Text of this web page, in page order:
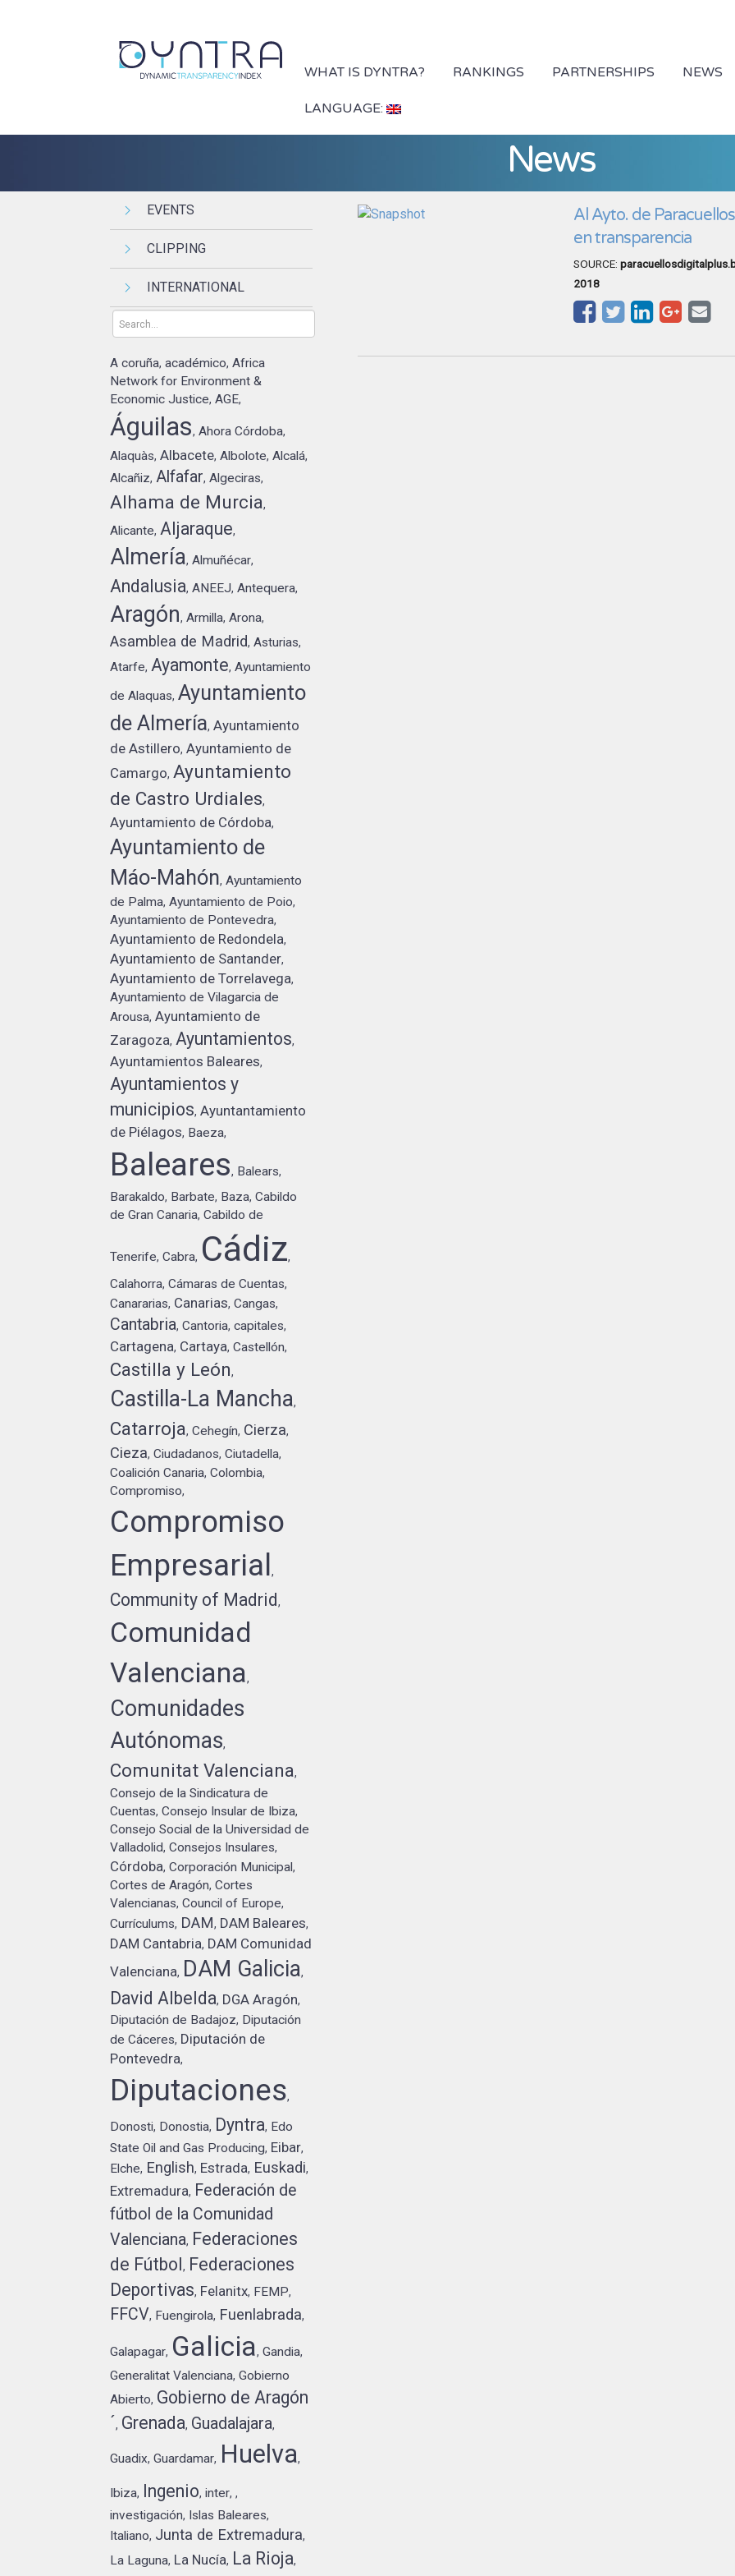
WHAT IS DYNTRA? RANKINGS PARTNERSHIPS NEWS
LANGUAGE:
News
EVENTS
CLIPPING
INTERNATIONAL
A coruña,académico,Africa
Network for Environment &
Economic Justice,AGE,
Águilas,Ahora Córdoba,
Alaquàs,Albacete,Albolote,Alcalá,
Alcañiz, Alfafar,Algeciras,
Alhama de Murcia,
Alicante, Aljaraque,
Almería,Almuñécar,
Andalusia,ANEEJ,Antequera,
Aragón,Armilla,Arona,
Asamblea de Madrid,Asturias,
Atarfe, Ayamonte,Ayuntamiento
de Alaquas,Ayuntamiento
de Almería,Ayuntamiento
de Astillero,Ayuntamiento de
Camargo, Ayuntamiento
de Castro Urdiales,
Ayuntamiento de Córdoba,
Ayuntamiento de
Máo-Mahón,Ayuntamiento
de Palma,Ayuntamiento de Poio,
Ayuntamiento de Pontevedra,
Ayuntamiento de Redondela,
Ayuntamiento de Santander,
Ayuntamiento de Torrelavega,
Ayuntamiento de Vilagarcia de
Arousa,Ayuntamiento de
Zaragoza, Ayuntamientos,
Ayuntamientos Baleares,
Ayuntamientos y
municipios,Ayuntantamiento
de Piélagos, Baeza,
Baleares, Balears,
Barakaldo, Barbate, Baza,Cabildo
de Gran Canaria,Cabildo de
Tenerife,Cabra, Cádiz,
Calahorra,Cámaras de Cuentas,
Canararias, Canarias,Cangas,
Cantabria,Cantoria,capitales,
Cartagena, Cartaya,Castellón,
Castilla y León,
Castilla-La Mancha,
Catarroja,Cehegín, Cierza,
Cieza,Ciudadanos,Ciutadella,
Coalición Canaria,Colombia,
Compromiso,
Compromiso
Empresarial,
Community of Madrid,
Comunidad
Valenciana,
Comunidades
Autónomas,
Comunitat Valenciana,
Consejo de la Sindicatura de
Cuentas,Consejo Insular de Ibiza,
Consejo Social de la Universidad de
Valladolid,Consejos Insulares,
Córdoba,Corporación Municipal,
Cortes de Aragón,Cortes
Valencianas,Council of Europe,
Currículums, DAM, DAM Baleares,
DAM Cantabria, DAM Comunidad
Valenciana, DAM Galicia,
David Albelda, DGA Aragón,
Diputación de Badajoz, Diputación
de Cáceres, Diputación de
Pontevedra,
Diputaciones,
Donosti, Donostia, Dyntra, Edo
State Oil and Gas Producing, Eibar,
Elche, English, Estrada, Euskadi,
Extremadura, Federación de
fútbol de la Comunidad
Valenciana, Federaciones
de Fútbol, Federaciones
Deportivas, Felanitx, FEMP,
FFCV, Fuengirola, Fuenlabrada,
Galapagar, Galicia,Gandia,
Generalitat Valenciana,Gobierno
Abierto, Gobierno de Aragón
´, Grenada, Guadalajara,
Guadix,Guardamar, Huelva,
Ibiza, Ingenio,inter,,
investigación, Islas Baleares,
Italiano, Junta de Extremadura,
La Laguna, La Nucía, La Rioja,
Al Ayto. de
en transparencia
SOURCE:
2018